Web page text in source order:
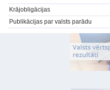
Krājobligācijas
Publikācijas par valsts parādu